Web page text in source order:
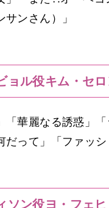
ンさん）」
ル役キム・セロ
「華麗なる誘惑」
って」「ファッシ
ン役ヨ・フェヒ